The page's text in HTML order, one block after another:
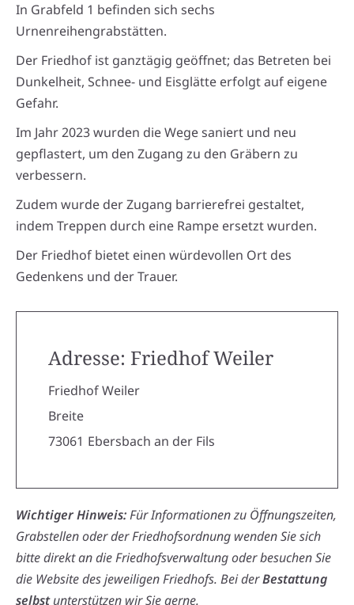
In Grabfeld 1 befinden sich sechs
Urnenreihengrabstätten.
Der Friedhof ist ganztägig geöffnet; das Betreten bei
Dunkelheit, Schnee- und Eisglätte erfolgt auf eigene
Gefahr.
Im Jahr 2023 wurden die Wege saniert und neu
gepflastert, um den Zugang zu den Gräbern zu
verbessern.
Zudem wurde der Zugang barrierefrei gestaltet,
indem Treppen durch eine Rampe ersetzt wurden.
Der Friedhof bietet einen würdevollen Ort des
Gedenkens und der Trauer.
Adresse: Friedhof Weiler
Friedhof Weiler
Breite
73061 Ebersbach an der Fils
Wichtiger Hinweis:Für Informationen zu Öffnungszeiten,
Grabstellen oder der Friedhofsordnung wenden Sie sich
bitte direkt an die Friedhofsverwaltung oder besuchen Sie
die Website des jeweiligen Friedhofs. Bei derBestattung
selbstunterstützen wir Sie gerne.